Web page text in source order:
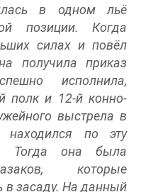
в одном льё
позиции. Когда
силах и повёл
получила приказ
исполнила,
полк и 12-й конно-
выстрела в
находился по эту
Тогда она была
которые
в засаду. На данный